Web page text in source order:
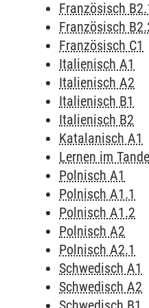
Französisch
Französisch
Französisch C1
Italienisch A1
Italienisch A2
Italienisch B1
Italienisch B2
Katalanisch A1
Lernen im
Polnisch A1
Polnisch A1.1
Polnisch A1.2
Polnisch A2
Polnisch A2.1
Schwedisch A1
Schwedisch A2